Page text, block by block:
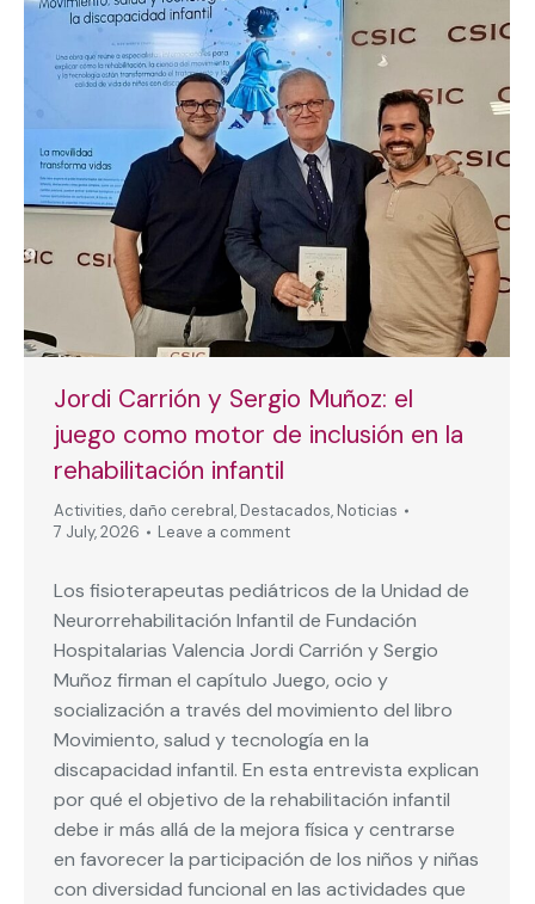
Jordi Carrión y Sergio Muñoz: el
juego como motor de inclusión en la
rehabilitación infantil
Activities, daño cerebral, Destacados, Noticias
7 July, 2026
Leave a comment
Los fisioterapeutas pediátricos de la Unidad de
Neurorrehabilitación Infantil de Fundación
Hospitalarias Valencia Jordi Carrión y Sergio
Muñoz firman el capítulo Juego, ocio y
socialización a través del movimiento del libro
Movimiento, salud y tecnología en la
discapacidad infantil. En esta entrevista explican
por qué el objetivo de la rehabilitación infantil
debe ir más allá de la mejora física y centrarse
en favorecer la participación de los niños y niñas
con diversidad funcional en las actividades que